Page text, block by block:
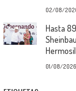
02/08/
Hasta
01/08/2026